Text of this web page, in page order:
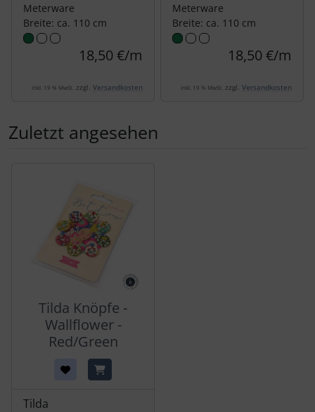
Meterware
Breite: ca. 110 cm
18,50 €/m
inkl. 19 % MwSt. zzgl. Versandkosten
Meterware
Breite: ca. 110 cm
18,50 €/m
inkl. 19 % MwSt. zzgl. Versandkosten
Zuletzt angesehen
Tilda Knöpfe -
Wallflower -
Red/Green
Tilda